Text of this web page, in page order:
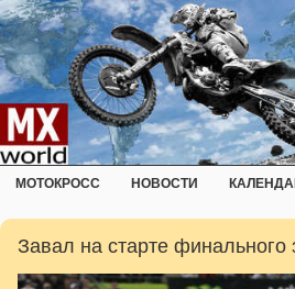
МОТОКРОСС НОВОСТИ
Завал на старте финального